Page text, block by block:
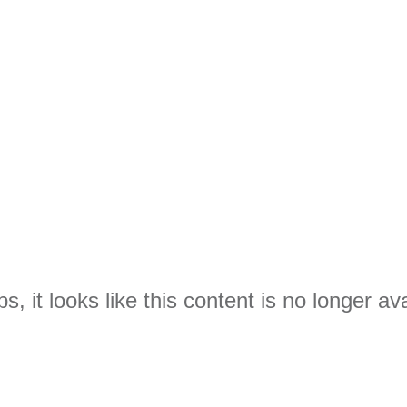
it looks like this content is no longer